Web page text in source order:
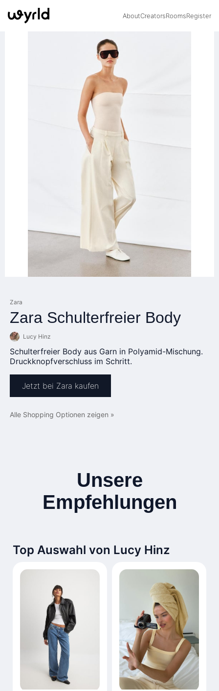
AboutCreatorsRoomsRegister
Zara
Zara Schulterfreier Body
Lucy Hinz
Schulterfreier Body aus Garn in Polyamid-Mischung.
Druckknopfverschluss im Schritt.
Jetzt bei Zara kaufen
Alle Shopping Optionen zeigen »
Unsere
Empfehlungen
Top Auswahl von Lucy Hinz